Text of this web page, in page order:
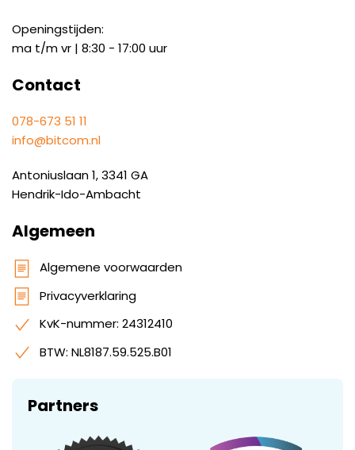
Openingstijden:
ma t/m vr | 8:30 - 17:00 uur
Contact
078-673 51 11
info@bitcom.nl
Antoniuslaan 1, 3341 GA
Hendrik-Ido-Ambacht
Algemeen
Algemene voorwaarden
Privacyverklaring
KvK-nummer: 24312410
BTW: NL8187.59.525.B01
Partners